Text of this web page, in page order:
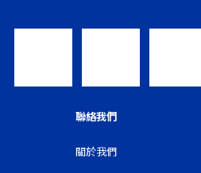
聯絡我們
關於我們